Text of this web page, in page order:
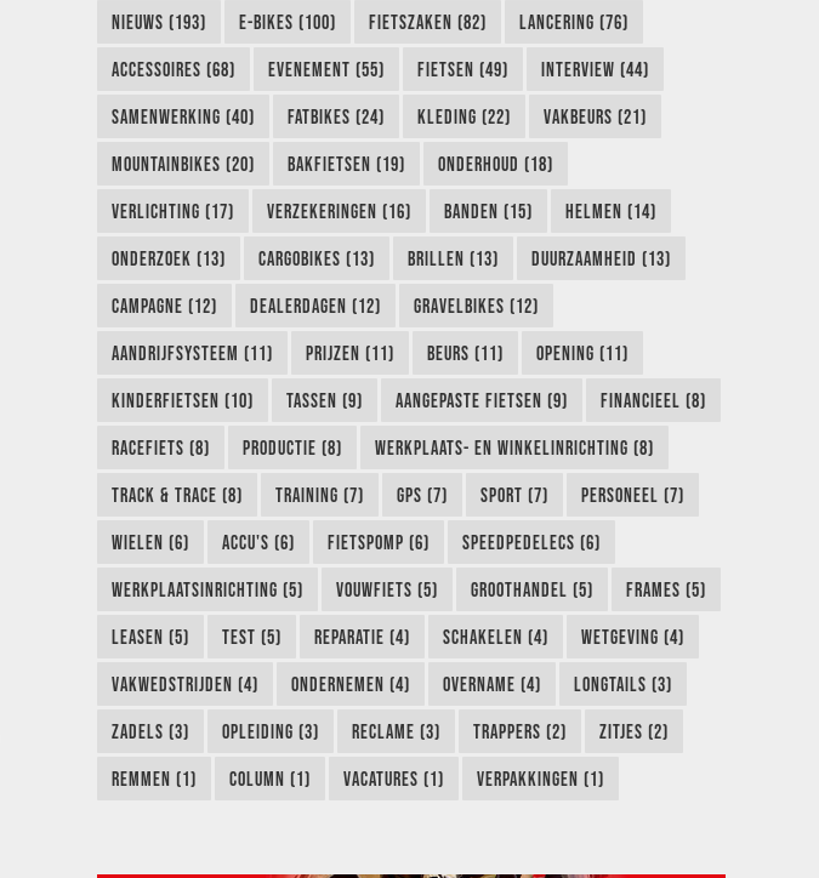
NIEUWS (193) E-BIKES (100) FIETSZAKEN (82) LANCERING (76)
ACCESSOIRES (68) EVENEMENT (55) FIETSEN (49) INTERVIEW (44)
SAMENWERKING (40) FATBIKES (24) KLEDING (22) VAKBEURS (21)
MOUNTAINBIKES (20) BAKFIETSEN (19) ONDERHOUD (18)
VERLICHTING (17) VERZEKERINGEN (16) BANDEN (15) HELMEN (14)
ONDERZOEK (13) CARGOBIKES (13) BRILLEN (13) DUURZAAMHEID (13)
CAMPAGNE (12) DEALERDAGEN (12) GRAVELBIKES (12)
AANDRIJFSYSTEEM (11) PRIJZEN (11) BEURS (11) OPENING (11)
KINDERFIETSEN (10) TASSEN (9) AANGEPASTE FIETSEN (9) FINANCIEEL (8)
RACEFIETS (8) PRODUCTIE (8) WERKPLAATS- EN WINKELINRICHTING (8)
TRACK & TRACE (8) TRAINING (7) GPS (7) SPORT (7) PERSONEEL (7)
WIELEN (6) ACCU'S (6) FIETSPOMP (6) SPEEDPEDELECS (6)
WERKPLAATSINRICHTING (5) VOUWFIETS (5) GROOTHANDEL (5) FRAMES (5)
LEASEN (5) TEST (5) REPARATIE (4) SCHAKELEN (4) WETGEVING (4)
VAKWEDSTRIJDEN (4) ONDERNEMEN (4) OVERNAME (4) LONGTAILS (3)
ZADELS (3) OPLEIDING (3) RECLAME (3) TRAPPERS (2) ZITJES (2)
REMMEN (1) COLUMN (1) VACATURES (1) VERPAKKINGEN (1)